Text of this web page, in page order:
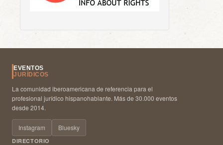
EVENTOS
JURÍDICOS
La comunidad iberoamericana de referencia para el
profesional jurídico hispanohablante. Más de 30.000 eventos
desde 2014.
Instagram Bluesky
DIRECTORIO